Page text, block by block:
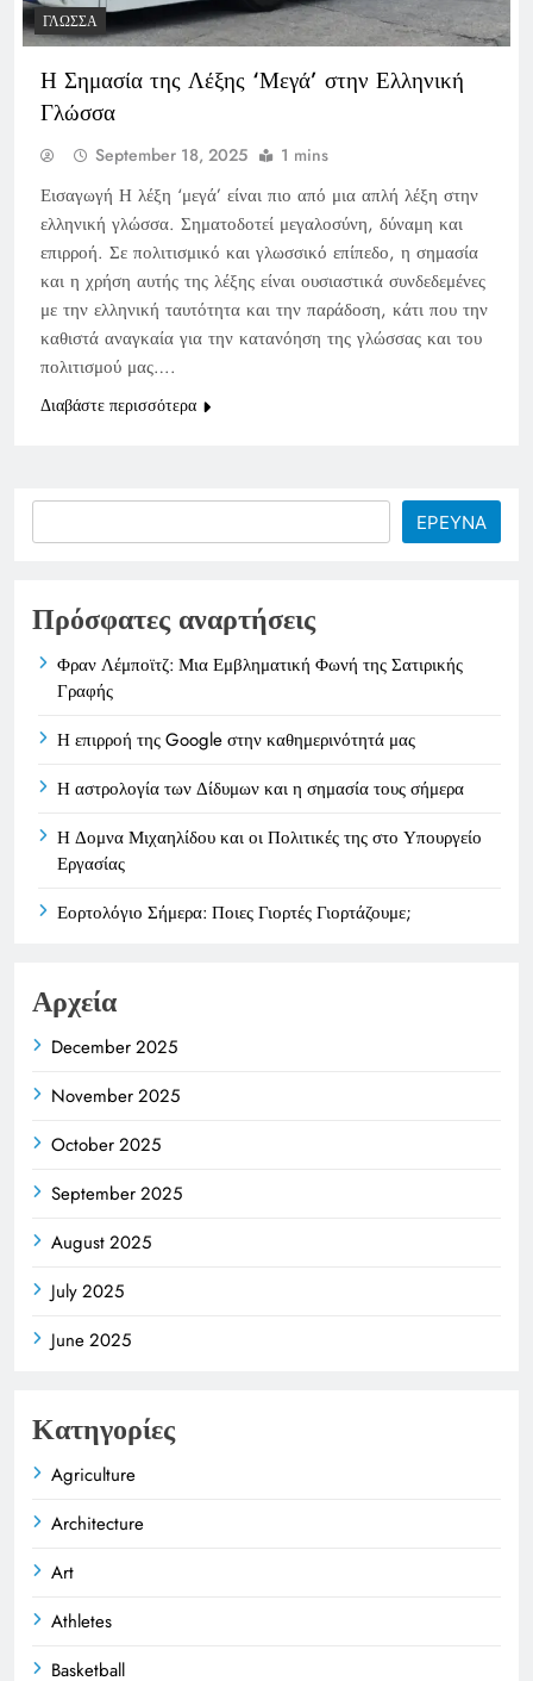
ΓΛΏΣΣΑ
Η Σημασία της Λέξης ‘Μεγά’ στην Ελληνική
Γλώσσα
September 18, 2025 1 mins
Εισαγωγή Η λέξη ‘μεγά’ είναι πιο από μια απλή λέξη στην
ελληνική γλώσσα. Σηματοδοτεί μεγαλοσύνη, δύναμη και
επιρροή. Σε πολιτισμικό και γλωσσικό επίπεδο, η σημασία
και η χρήση αυτής της λέξης είναι ουσιαστικά συνδεδεμένες
με την ελληνική ταυτότητα και την παράδοση, κάτι που την
καθιστά αναγκαία για την κατανόηση της γλώσσας και του
πολιτισμού μας….
Διαβάστε περισσότερα
ΕΡΕΥΝΑ
Πρόσφατες αναρτήσεις
Φραν Λέμποϊτζ: Μια Εμβληματική Φωνή της Σατιρικής
Γραφής
Η επιρροή της Google στην καθημερινότητά μας
Η αστρολογία των Δίδυμων και η σημασία τους σήμερα
Η Δομνα Μιχαηλίδου και οι Πολιτικές της στο Υπουργείο
Εργασίας
Εορτολόγιο Σήμερα: Ποιες Γιορτές Γιορτάζουμε;
Αρχεία
December 2025
November 2025
October 2025
September 2025
August 2025
July 2025
June 2025
Κατηγορίες
Agriculture
Architecture
Art
Athletes
Basketball